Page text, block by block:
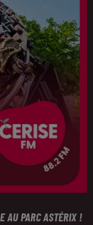
AU PARC ASTÉRIX !